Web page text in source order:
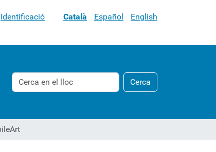
Identificació Català Español English
Cerca Cerca
Cerca
avançada…